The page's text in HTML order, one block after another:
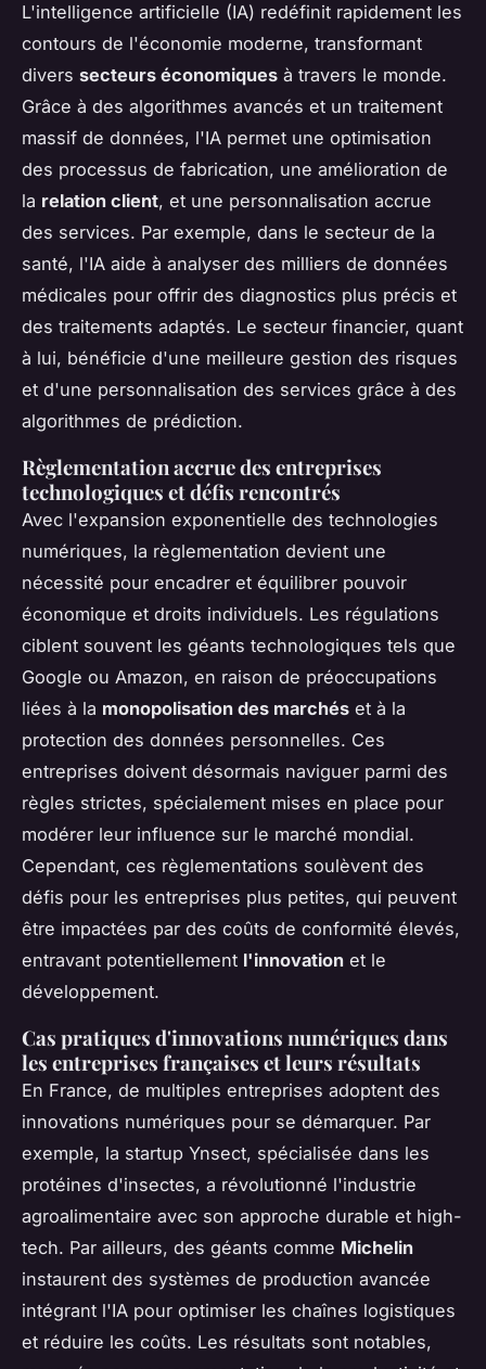
L'intelligence artificielle (IA) redéfinit rapidement les
contours de l'économie moderne, transformant
divers secteurs économiques à travers le monde.
Grâce à des algorithmes avancés et un traitement
massif de données, l'IA permet une optimisation
des processus de fabrication, une amélioration de
la relation client, et une personnalisation accrue
des services. Par exemple, dans le secteur de la
santé, l'IA aide à analyser des milliers de données
médicales pour offrir des diagnostics plus précis et
des traitements adaptés. Le secteur financier, quant
à lui, bénéficie d'une meilleure gestion des risques
et d'une personnalisation des services grâce à des
algorithmes de prédiction.
Règlementation accrue des entreprises
technologiques et défis rencontrés
Avec l'expansion exponentielle des technologies
numériques, la règlementation devient une
nécessité pour encadrer et équilibrer pouvoir
économique et droits individuels. Les régulations
ciblent souvent les géants technologiques tels que
Google ou Amazon, en raison de préoccupations
liées à la monopolisation des marchés et à la
protection des données personnelles. Ces
entreprises doivent désormais naviguer parmi des
règles strictes, spécialement mises en place pour
modérer leur influence sur le marché mondial.
Cependant, ces règlementations soulèvent des
défis pour les entreprises plus petites, qui peuvent
être impactées par des coûts de conformité élevés,
entravant potentiellement l'innovation et le
développement.
Cas pratiques d'innovations numériques dans
les entreprises françaises et leurs résultats
En France, de multiples entreprises adoptent des
innovations numériques pour se démarquer. Par
exemple, la startup Ynsect, spécialisée dans les
protéines d'insectes, a révolutionné l'industrie
agroalimentaire avec son approche durable et high-
tech. Par ailleurs, des géants comme Michelin
instaurent des systèmes de production avancée
intégrant l'IA pour optimiser les chaînes logistiques
et réduire les coûts. Les résultats sont notables,